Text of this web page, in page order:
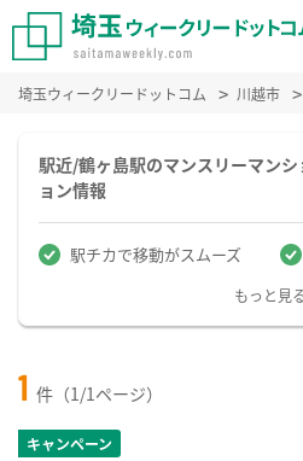
埼玉ウィークリードットコム 川越市
駅近/鶴ヶ島駅のマンスリーマン
ョン情報
駅チカで移動がスムーズ
もっと見
1 件（1/1ページ）
キャンペーン